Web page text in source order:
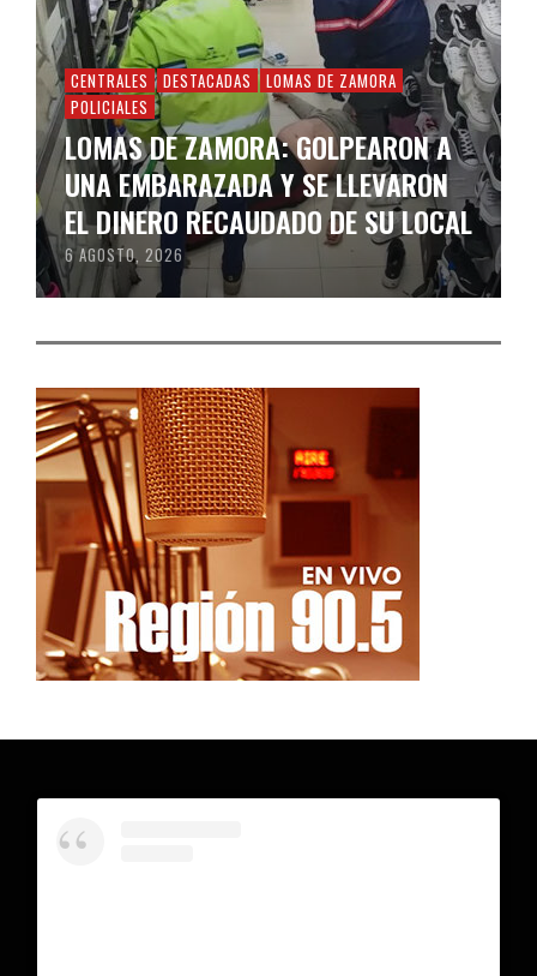
CENTRALES DESTACADAS
LOMAS DE ZAMORA
POLICIALES
LOMAS DE ZAMORA: GOLPEARON A
UNA EMBARAZADA Y SE LLEVARON
EL DINERO RECAUDADO DE SU LOCAL
6 AGOSTO, 2026